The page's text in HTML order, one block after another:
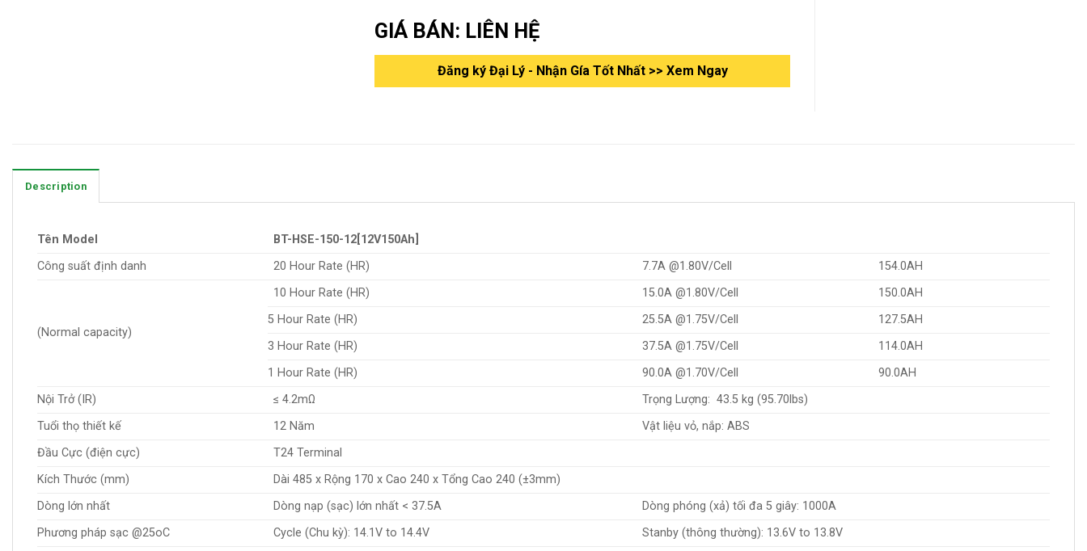
GIÁ BÁN: LIÊN HỆ
Đăng ký Đại Lý - Nhận Gía Tốt Nhất >> Xem Ngay
Description
Tên Model
BT-HSE-150-12[12V150Ah]
Công suất định danh
20 Hour Rate (HR) 7.7A @1.80V/Cell 154.0AH
(Normal capacity)
10 Hour Rate (HR) 15.0A @1.80V/Cell
150.0AH
5 Hour Rate (HR)
25.5A @1.75V/Cell
127.5AH
3 Hour Rate (HR)
37.5A @1.75V/Cell
114.0AH
1 Hour Rate (HR)
90.0A @1.70V/Cell
90.0AH
Nội Trở (IR)
≤ 4.2mΩ
Trọng Lượng: 43.5 kg (95.70lbs)
Tuổi thọ thiết kế
12 Năm
Vật liệu vỏ, nắp: ABS
Đầu Cực (điện cực)
T24 Terminal
Kích Thước (mm)
Dài 485 x Rộng 170 x Cao 240 x Tổng Cao 240 (±3mm)
Dòng lớn nhất
Dòng nạp (sạc) lớn nhất < 37.5A
Dòng phóng (xả) tối đa 5 giây: 1000A
Phương pháp sạc @25oC
Cycle (Chu kỳ): 14.1V to 14.4V
Stanby (thông thường): 13.6V to 13.8V